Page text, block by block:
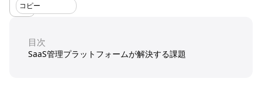
コピー
目次
SaaS管理プラットフォームが解決する課題